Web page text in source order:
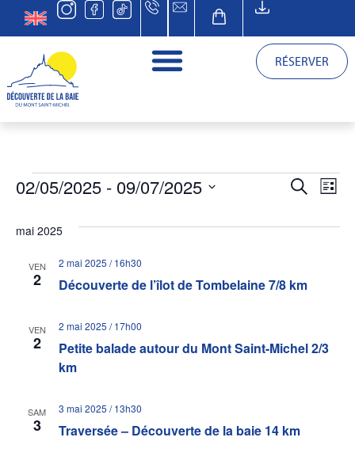
RÉSERVER
et
de
RECHERCHE
LISTE
02/05/2025 - 09/07/2025
date.
mai 2025
VEN
2 Découverte de l’îlot de Tombelaine 7/8 km
2 mai 2025 / 16h30
VEN
2
Petite balade autour du Mont Saint-Michel 2/3
km
2 mai 2025 / 17h00
SAM
3 Traversée – Découverte de la baie 14 km
3 mai 2025 / 13h30